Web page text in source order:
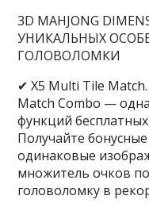
3D MAHJONG
УНИКАЛЬНЫХ
ГОЛОВОЛОМКИ
✔ X5 Multi Tile
Match Combo —
функций
Получайте
одинаковые
множитель очков
головоломку в